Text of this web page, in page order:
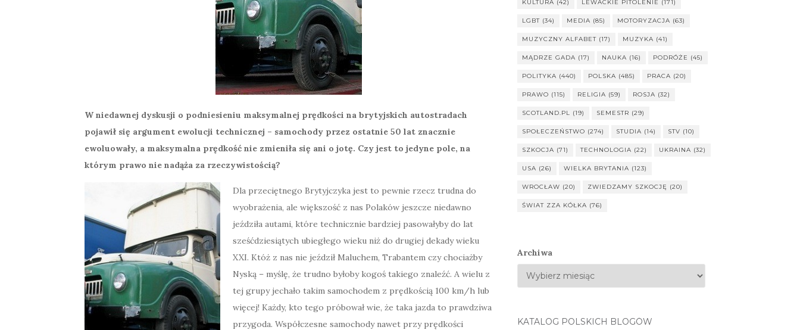
W niedawnej dyskusji o podniesieniu maksymalnej prędkości na brytyjskich autostradach
pojawił się argument ewolucji technicznej – samochody przez ostatnie 50 lat znacznie
ewoluowały, a maksymalna prędkość nie zmieniła się ani o jotę. Czy jest to jedyne pole, na
którym prawo nie nadąża za rzeczywistością?
Dla przeciętnego Brytyjczyka jest to pewnie rzecz trudna do
wyobrażenia, ale większość z nas Polaków jeszcze niedawno
jeździła autami, które technicznie bardziej pasowałyby do lat
sześćdziesiątych ubiegłego wieku niż do drugiej dekady wieku
XXI. Któż z nas nie jeździł Maluchem, Trabantem czy chociażby
Nyską – myślę, że trudno byłoby kogoś takiego znaleźć. A wielu z
tej grupy jechało takim samochodem z prędkością 100 km/h lub
więcej! Każdy, kto tego próbował wie, że taka jazda to prawdziwa
przygoda. Współczesne samochody nawet przy prędkości
KULTURA (42) LEWACKIE PITOLENIE (171)
LGBT(34) MEDIA (85) MOTORYZACJA (63)
MUZYCZNY ALFABET(17) MUZYKA (41)
MĄDRZE GADA (17) NAUKA (16) PODRÓŻE (45)
POLITYKA (440) POLSKA (485) PRACA (20)
PRAWO (115) RELIGIA (59) ROSJA (32)
SCOTLAND.PL (19) SEMESTR (29)
SPOŁECZEŃSTWO (274) STUDIA (14) STV (10)
SZKOCJA (71) TECHNOLOGIA (22) UKRAINA (32)
USA (26) WIELKA BRYTANIA (123)
WROCŁAW (20) ZWIEDZAMY SZKOCJĘ (20)
ŚWIAT ZZA KÓŁKA (76)
Archiwa
KATALOG POLSKICH BLOGÓW